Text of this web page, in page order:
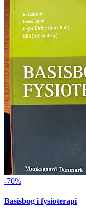
-70%
Basisbog i fysioterapi